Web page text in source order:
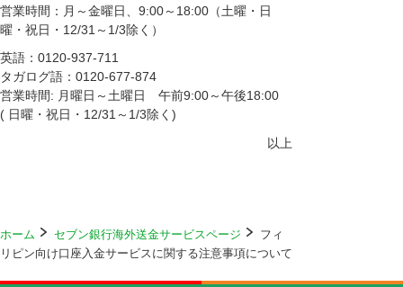
営業時間：月～金曜日、9:00～18:00（土曜・日
曜・祝日・12/31～1/3除く）
英語： 0120-937-711
タガログ語： 0120-677-874
営業時間: 月曜日～土曜日 午前9:00～午後18:00
( 日曜・祝日・12/31～1/3除く)
以上
ホーム セブン銀行海外送金サービスページ
フィ
リピン向け口座入金サービスに関する注意事項について